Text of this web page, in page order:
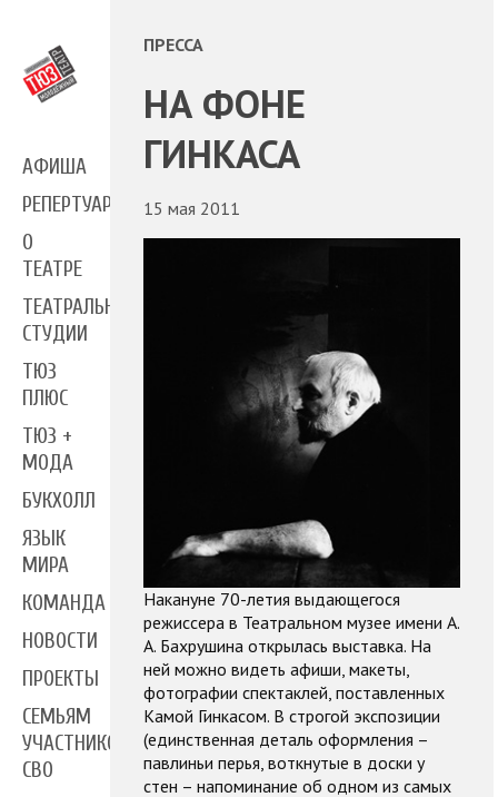
АФИША
РЕПЕРТУАР
О
ТЕАТРЕ
ТЕАТРАЛЬНЫЕ
СТУДИИ
ТЮЗ
ПЛЮС
ТЮЗ +
МОДА
БУКХОЛЛ
ЯЗЫК
МИРА
КОМАНДА
НОВОСТИ
ПРОЕКТЫ
СЕМЬЯМ
УЧАСТНИКОВ
СВО
ПРЕССА
НА ФОНЕ
ГИНКАСА
15 мая 2011
Накануне 70-летия выдающегося
режиссера в Театральном музее имени А.
А. Бахрушина открылась выставка. На
ней можно видеть афиши, макеты,
фотографии спектаклей, поставленных
Камой Гинкасом. В строгой экспозиции
(единственная деталь оформления –
павлиньи перья, воткнутые в доски у
стен – напоминание об одном из самых